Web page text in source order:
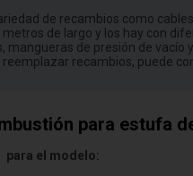
de recambios como
de largo y los hay con
mangueras de presión de
recambios, puede
para estufa
para el modelo: